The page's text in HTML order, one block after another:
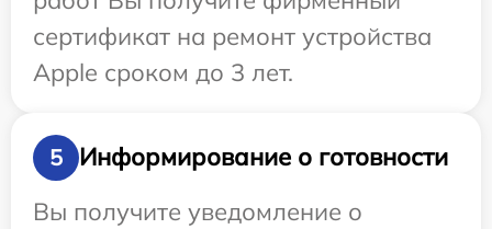
сертификат на ремонт устройства
Apple сроком до 3 лет.
5
Информирование о готовности
Вы получите уведомление о